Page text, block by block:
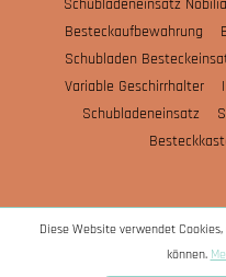
Schubladeneinsatz Nobilia
Besteckaufbewahrung
Schubladen
Variable Geschirrhalter
Schubladeneinsatz
Diese Website verwendet
können.